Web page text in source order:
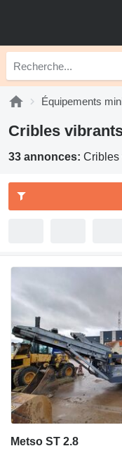
Équipements
Cribles
33 annonces: Cribles
Metso ST 2.8